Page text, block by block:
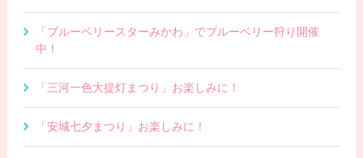
「ブルーベリースターみかわ」でブルーベリー狩り開催
中！
「三河一色大提灯まつり」お楽しみに！
「安城七夕まつり」お楽しみに！